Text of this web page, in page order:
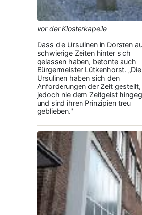
vor der Klosterkapelle
Dass die Ursulinen in Dorsten
schwierige Zeiten hinter sich
gelassen haben, betonte auch
Bürgermeister Lütkenhorst. „Die
Ursulinen haben sich den
Anforderungen der Zeit
jedoch nie dem Zeitgeist
und sind ihren Prinzipien treu
geblieben."